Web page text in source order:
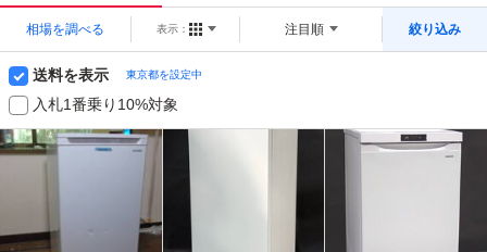
相場を調べる 表示： 注目順 絞り込み
送料を表示 東京都を設定中
入札1番乗り10%対象